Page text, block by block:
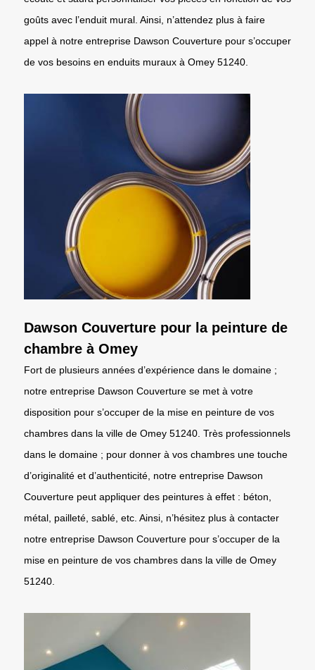
goûts avec l’enduit mural. Ainsi, n’attendez plus à faire
appel à notre entreprise Dawson Couverture pour s’occuper
de vos besoins en enduits muraux à Omey 51240.
Dawson Couverture pour la peinture de
chambre à Omey
Fort de plusieurs années d’expérience dans le domaine ;
notre entreprise Dawson Couverture se met à votre
disposition pour s’occuper de la mise en peinture de vos
chambres dans la ville de Omey 51240. Très professionnels
dans le domaine ; pour donner à vos chambres une touche
d’originalité et d’authenticité, notre entreprise Dawson
Couverture peut appliquer des peintures à effet : béton,
métal, pailleté, sablé, etc. Ainsi, n’hésitez plus à contacter
notre entreprise Dawson Couverture pour s’occuper de la
mise en peinture de vos chambres dans la ville de Omey
51240.